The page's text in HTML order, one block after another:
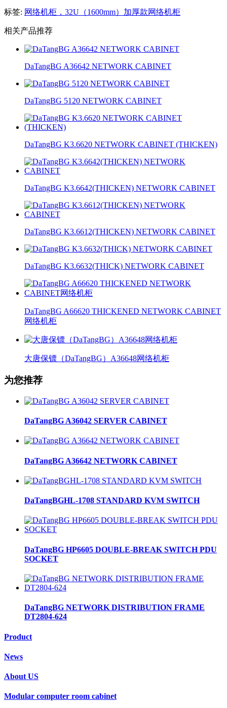
标签: 网络机柜，32U（1600mm）加厚款网络机柜
相关产品推荐
DaTangBG A36642 NETWORK CABINET
DaTangBG 5120 NETWORK CABINET
DaTangBG K3.6620 NETWORK CABINET (THICKEN)
DaTangBG K3.6642(THICKEN) NETWORK CABINET
DaTangBG K3.6612(THICKEN) NETWORK CABINET
DaTangBG K3.6632(THICK) NETWORK CABINET
DaTangBG A66620 THICKENED NETWORK CABINET
网络机柜
大唐保镖（DaTangBG）A36648网络机柜
为您推荐
DaTangBG A36042 SERVER CABINET
DaTangBG A36642 NETWORK CABINET
DaTangBGHL-1708 STANDARD KVM SWITCH
DaTangBG HP6605 DOUBLE-BREAK SWITCH PDU
SOCKET
DaTangBG NETWORK DISTRIBUTION FRAME
DT2804-624
Product
News
About US
Modular computer room cabinet